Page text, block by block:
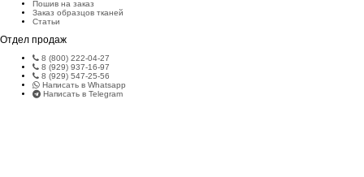
Пошив на заказ
Заказ образцов тканей
Статьи
Отдел продаж
8 (800) 222-04-27
8 (929) 937-16-97
8 (929) 547-25-56
Написать в Whatsapp
Написать в Telegram